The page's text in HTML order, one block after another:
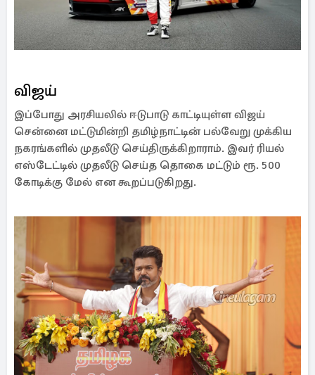
விஜய்
இப்போது அரசியலில் ஈடுபாடு காட்டியுள்ள விஜய்
சென்னை மட்டுமின்றி தமிழ்நாட்டின் பல்வேறு முக்கிய
நகரங்களில் முதலீடு செய்திருக்கிறாராம். இவர் ரியல்
எஸ்டேட்டில் முதலீடு செய்த தொகை மட்டும் ரூ. 500
கோடிக்கு மேல் என கூறப்படுகிறது.